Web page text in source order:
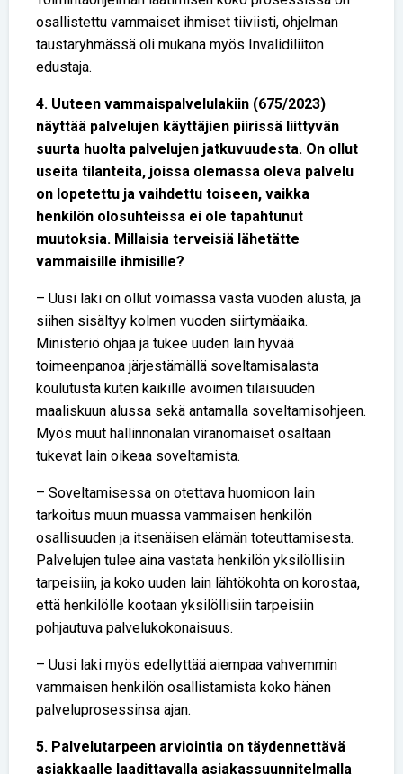
osallistettu vammaiset ihmiset tiiviisti, ohjelman
taustaryhmässä oli mukana myös Invalidiliiton
edustaja.
4. Uuteen vammaispalvelulakiin (675/2023)
näyttää palvelujen käyttäjien piirissä liittyvän
suurta huolta palvelujen jatkuvuudesta. On ollut
useita tilanteita, joissa olemassa oleva palvelu
on lopetettu ja vaihdettu toiseen, vaikka
henkilön olosuhteissa ei ole tapahtunut
muutoksia. Millaisia terveisiä lähetätte
vammaisille ihmisille?
– Uusi laki on ollut voimassa vasta vuoden alusta, ja
siihen sisältyy kolmen vuoden siirtymäaika.
Ministeriö ohjaa ja tukee uuden lain hyvää
toimeenpanoa järjestämällä soveltamisalasta
koulutusta kuten kaikille avoimen tilaisuuden
maaliskuun alussa sekä antamalla soveltamisohjeen.
Myös muut hallinnonalan viranomaiset osaltaan
tukevat lain oikeaa soveltamista.
– Soveltamisessa on otettava huomioon lain
tarkoitus muun muassa vammaisen henkilön
osallisuuden ja itsenäisen elämän toteuttamisesta.
Palvelujen tulee aina vastata henkilön yksilöllisiin
tarpeisiin, ja koko uuden lain lähtökohta on korostaa,
että henkilölle kootaan yksilöllisiin tarpeisiin
pohjautuva palvelukokonaisuus.
– Uusi laki myös edellyttää aiempaa vahvemmin
vammaisen henkilön osallistamista koko hänen
palveluprosessinsa ajan.
5. Palvelutarpeen arviointia on täydennettävä
asiakkaalle laadittavalla asiakassuunnitelmalla